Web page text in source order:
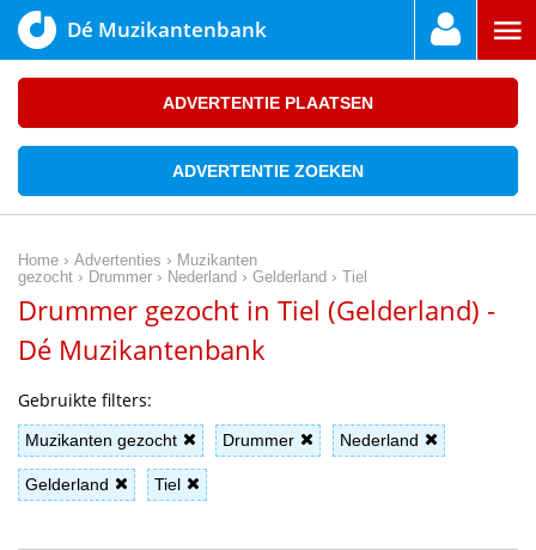
Dé Muzikantenbank
ADVERTENTIE PLAATSEN
ADVERTENTIE ZOEKEN
Home › Advertenties › Muzikanten
gezocht › Drummer › Nederland › Gelderland › Tiel
Drummer gezocht in Tiel (Gelderland) -
Dé Muzikantenbank
Gebruikte filters:
Muzikanten gezocht Drummer Nederland
Gelderland Tiel